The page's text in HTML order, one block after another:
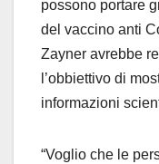
possono portare
del vaccino anti
Zayner avrebbe
l’obbiettivo di
informazioni
“Voglio che le